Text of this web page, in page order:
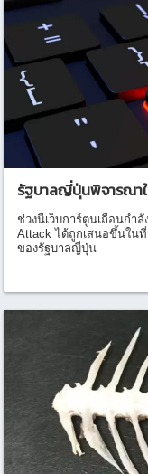
รัฐบาลญี่ปุ่นพิจารณาใ
ช่วงนี้เว็บการ์ตูนเถื่อนกำ
Attack ได้ถูกเสนอขึ้นใน
ของรัฐบาลญี่ปุ่น